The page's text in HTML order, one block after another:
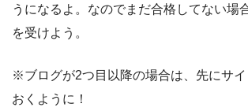
うになるよ。なのでまだ合格してない場
を受けよう。
※ブログが2つ目以降の場合は、先にサ
おくように！